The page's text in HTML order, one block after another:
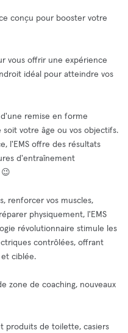
conçu pour booster votre
vous offrir une expérience
idéal pour atteindre vos
remise en forme
votre âge ou vos objectifs.
l'EMS offre des résultats
d'entraînement
renforcer vos muscles,
physiquement, l'EMS
révolutionnaire stimule les
contrôlées, offrant
ciblée.
zone de coaching, nouveaux
produits de toilette, casiers